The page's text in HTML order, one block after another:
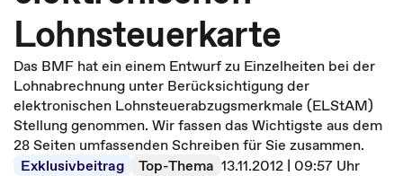
Lohnsteuerkarte
Das BMF hat ein einem Entwurf zu Einzelheiten bei der
Lohnabrechnung unter Berücksichtigung der
elektronischen Lohnsteuerabzugsmerkmale (ELStAM)
Stellung genommen. Wir fassen das Wichtigste aus dem
28 Seiten umfassenden Schreiben für Sie zusammen.
Exklusivbeitrag
Top-Thema 13.11.2012 | 09:57 Uhr